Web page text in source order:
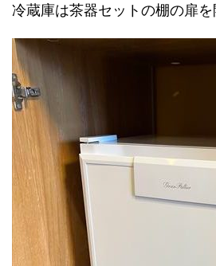
冷蔵庫は茶器セットの棚の扉を